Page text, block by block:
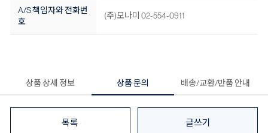
A/S 책임자와 전화번
호
(주)모나미 02-554-0911
상품 상세 정보 상품 문의 배송/교환/반품 안내
목록 글쓰기